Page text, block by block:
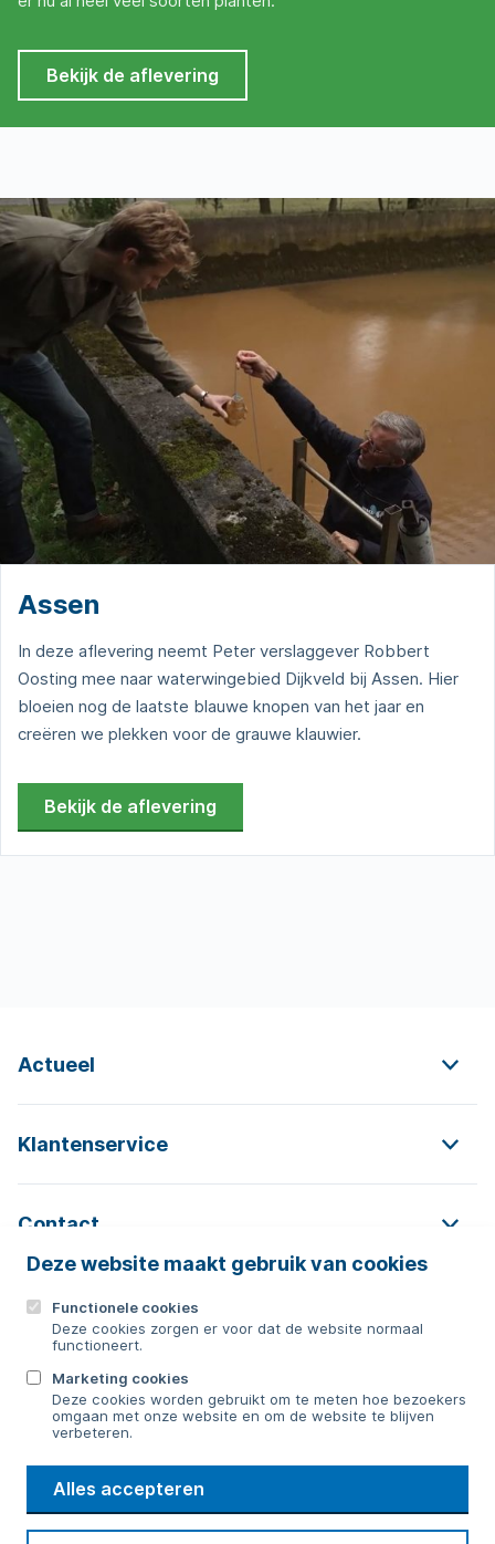
Deze website maakt gebruik van cookies
Functionele cookies
Deze cookies zorgen er voor dat de website normaal
functioneert.
Marketing cookies
Deze cookies worden gebruikt om te meten hoe bezoekers
omgaan met onze website en om de website te blijven
verbeteren.
Alles accepteren
Bekijk de aflevering
Assen
In deze aflevering neemt Peter verslaggever Robbert
Oosting mee naar waterwingebied Dijkveld bij Assen. Hier
bloeien nog de laatste blauwe knopen van het jaar en
creëren we plekken voor de grauwe klauwier.
Bekijk de aflevering
Actueel
Klantenservice
Contact
Contact
Bericht sturen
WMD
Drinkwater